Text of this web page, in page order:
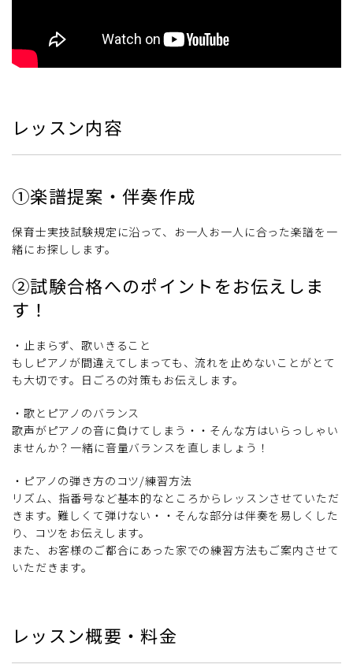
レッスン内容
①楽譜提案・伴奏作成
保育士実技試験規定に沿って、お一人お一人に合った楽譜を一
緒にお探しします。
②試験合格へのポイントをお伝えしま
す！
・止まらず、歌いきること
もしピアノが間違えてしまっても、流れを止めないことがとて
も大切です。日ごろの対策もお伝えします。
・歌とピアノのバランス
歌声がピアノの音に負けてしまう・・そんな方はいらっしゃい
ませんか？一緒に音量バランスを直しましょう！
・ピアノの弾き方のコツ/練習方法
リズム、指番号など基本的なところからレッスンさせていただ
きます。難しくて弾けない・・そんな部分は伴奏を易しくした
り、コツをお伝えします。
また、お客様のご都合にあった家での練習方法もご案内させて
いただきます。
レッスン概要・料金